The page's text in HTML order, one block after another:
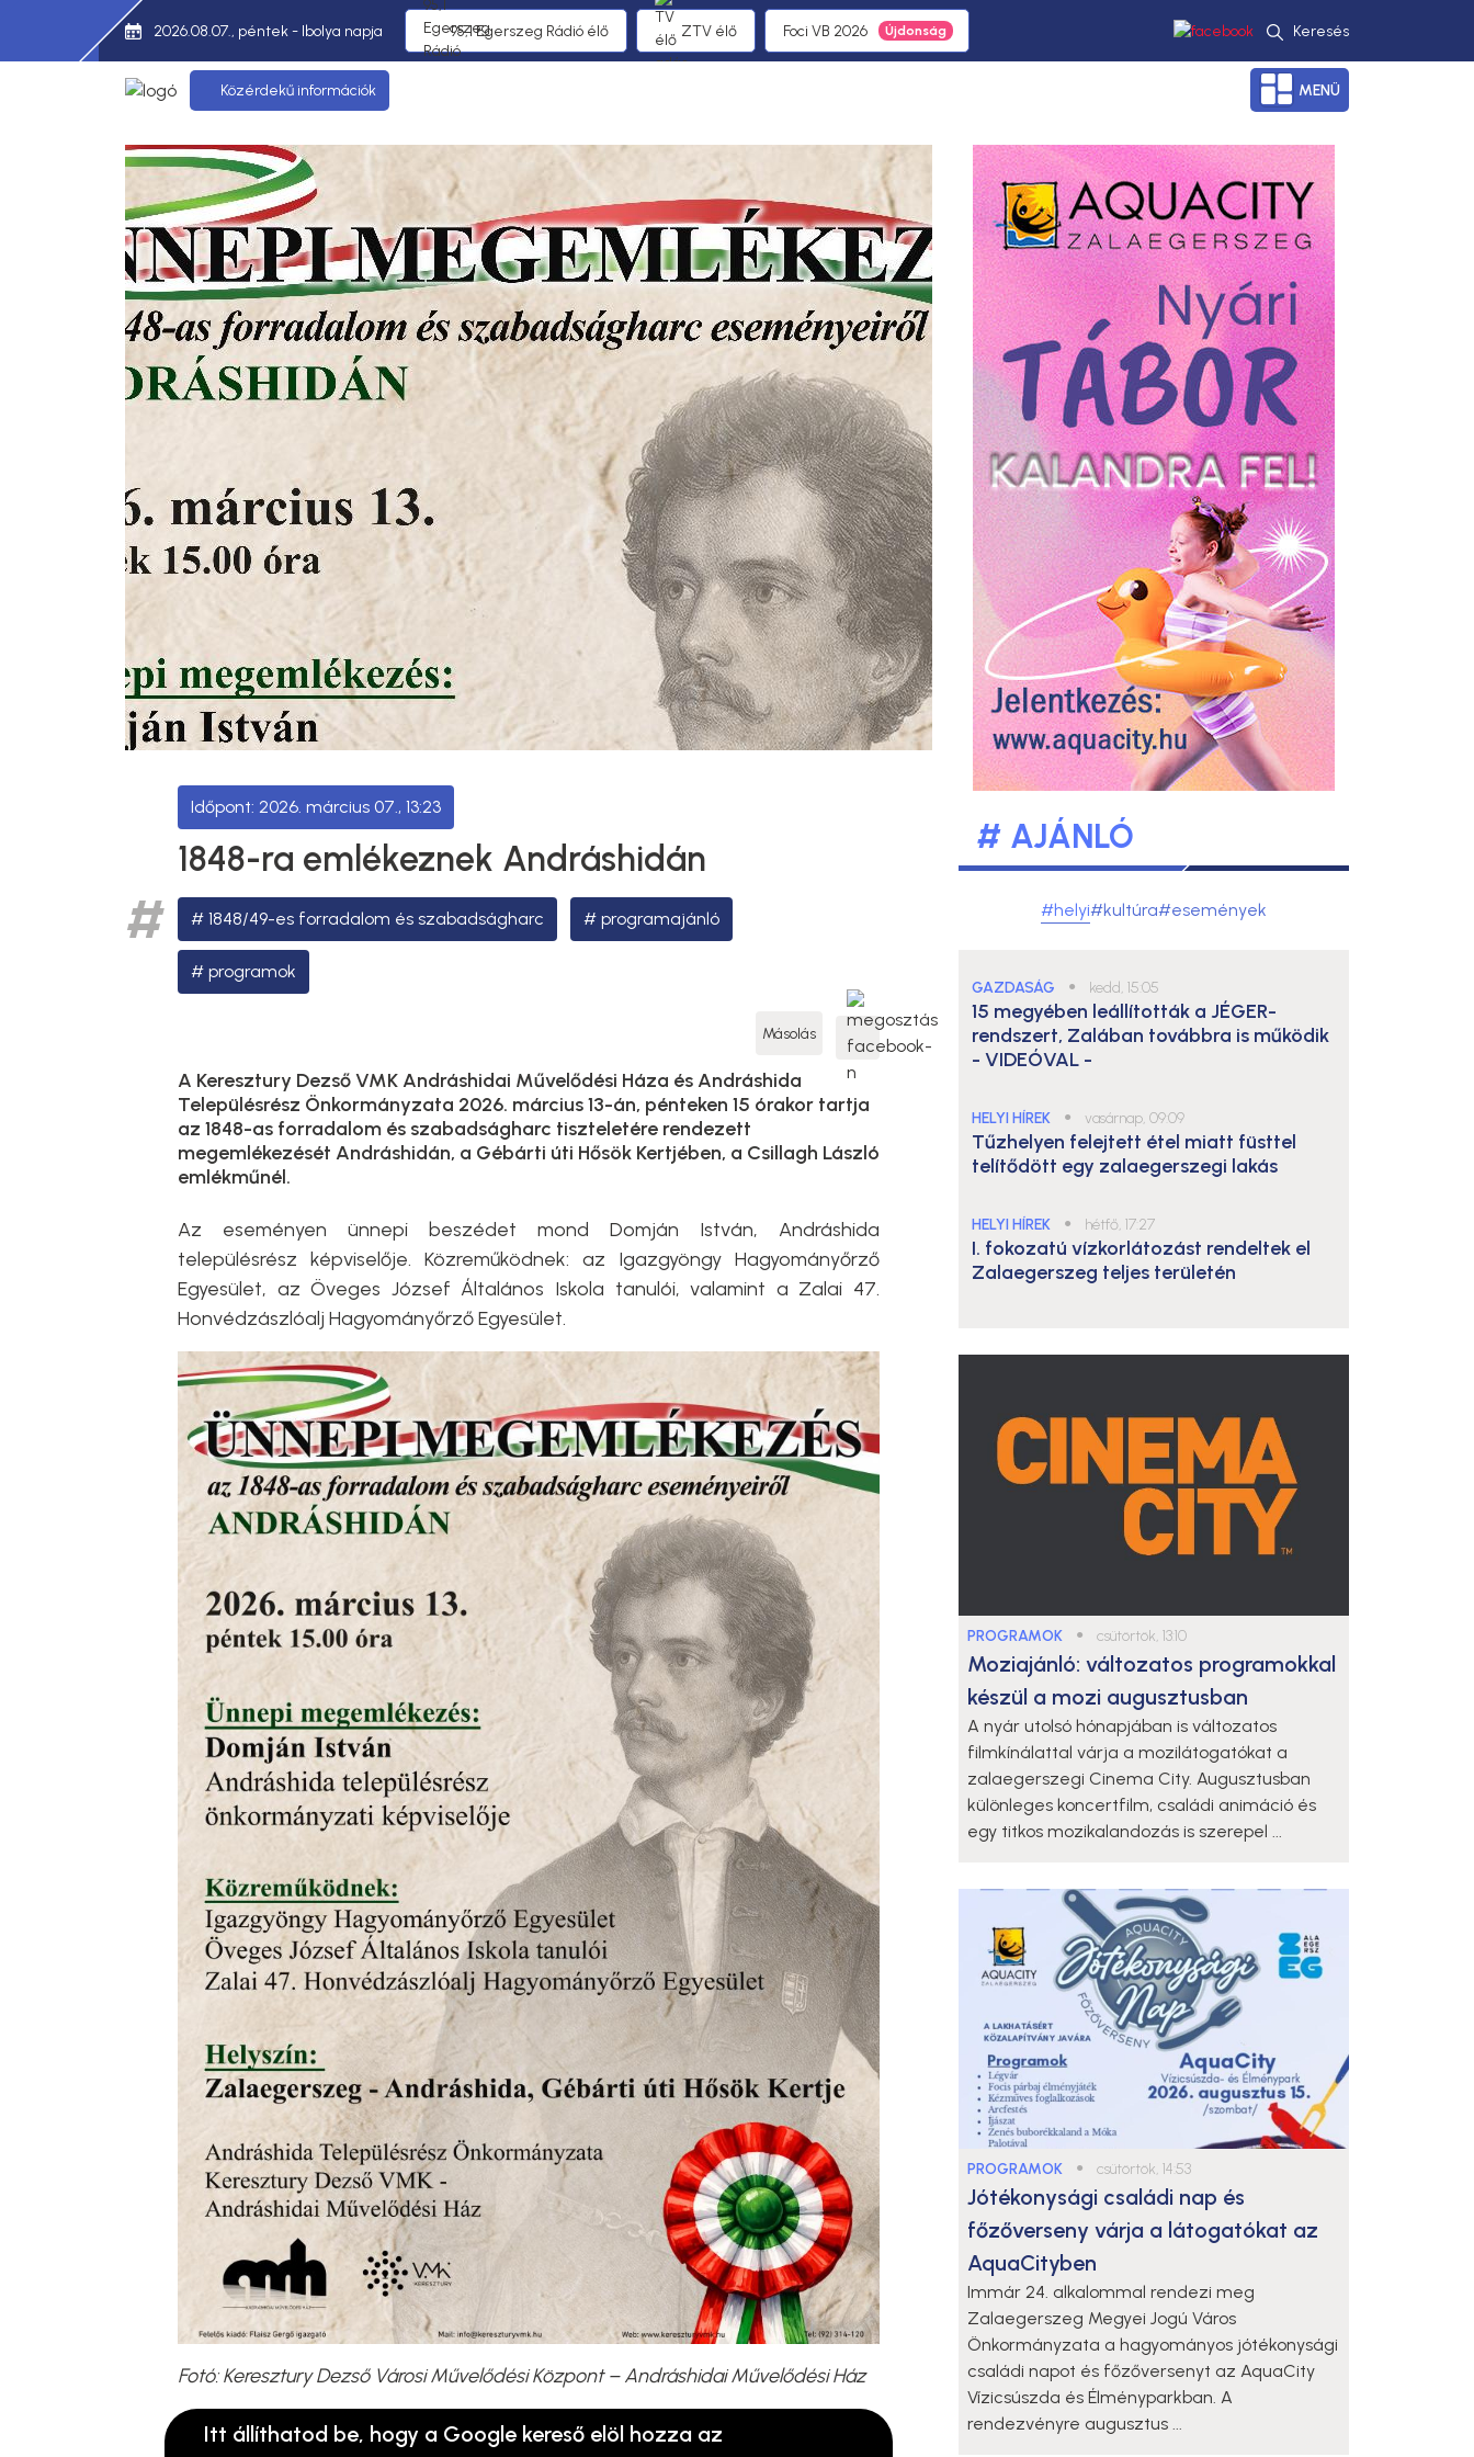
2026.08.07., péntek - Ibolya napja 95,1 Egerszeg Rádió élő ZTV élő Foci VB 2026 Keresés
Közérdekű információk MENÜ
2026. március 07., 13:23
1848-ra emlékeznek Andráshidán
1848/49-es forradalom és szabadságharc programajánló
programok
Másolás
A Keresztury Dezső VMK Andráshidai Művelődési Háza és Andráshida
Településrész Önkormányzata 2026. március 13-án, pénteken 15 órakor tartja
az 1848-as forradalom és szabadságharc tiszteletére rendezett
megemlékezését Andráshidán, a Gébárti úti Hősök Kertjében, a Csillagh László
emlékműnél.
Az eseményen ünnepi beszédet mond Domján István, Andráshida
településrész képviselője. Közreműködnek: az Igazgyöngy Hagyományőrző
Egyesület, az Öveges József Általános Iskola tanulói, valamint a Zalai 47.
Honvédzászlóalj Hagyományőrző Egyesület.
Fotó: Keresztury Dezső Városi Művelődési Központ – Andráshidai Művelődési Ház
Itt állíthatod be, hogy a Google kereső elöl hozza az
# AJÁNLÓ
#helyi#kultúra#események
GAZDASÁG ● kedd, 15:05
15 megyében leállították a JÉGER-
rendszert, Zalában továbbra is működik
- VIDEÓVAL -
HELYI HÍREK ● vasárnap, 09:09
Tűzhelyen felejtett étel miatt füsttel
telítődött egy zalaegerszegi lakás
HELYI HÍREK ● hétfő, 17:27
I. fokozatú vízkorlátozást rendeltek el
Zalaegerszeg teljes területén
PROGRAMOK ● csütörtök, 13:10
Moziajánló: változatos programokkal
készül a mozi augusztusban
A nyár utolsó hónapjában is változatos
filmkínálattal várja a mozilátogatókat a
zalaegerszegi Cinema City. Augusztusban
különleges koncertfilm, családi animáció és
egy titkos mozikalandozás is szerepel ...
PROGRAMOK ● csütörtök, 14:53
Jótékonysági családi nap és
főzőverseny várja a látogatókat az
AquaCityben
Immár 24. alkalommal rendezi meg
Zalaegerszeg Megyei Jogú Város
Önkormányzata a hagyományos jótékonysági
családi napot és főzőversenyt az AquaCity
Vízicsúszda és Élményparkban. A
rendezvényre augusztus ...